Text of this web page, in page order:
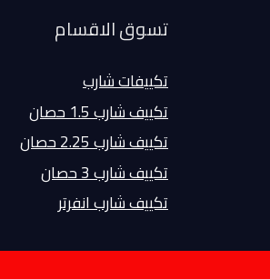
تسوق الاقسام
تكييفات شارب
تكييف شارب 1.5 حصان
تكييف شارب 2.25 حصان
تكييف شارب 3 حصان
تكييف شارب انفرتر